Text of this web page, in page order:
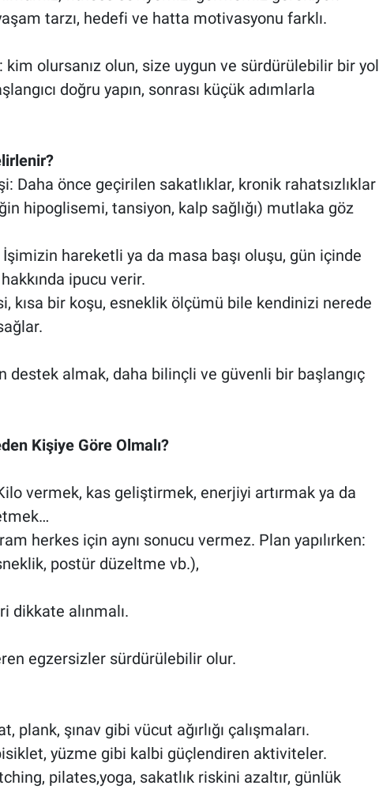
tarzı, hedefi ve hatta motivasyonu farklı.
olursanız olun, size uygun ve sürdürülebilir bir yol
doğru yapın, sonrası küçük adımlarla
Daha önce geçirilen sakatlıklar, kronik rahatsızlıklar
hipoglisemi, tansiyon, kalp sağlığı) mutlaka göz
hareketli ya da masa başı oluşu, gün içinde
ipucu verir.
kısa bir koşu, esneklik ölçümü bile kendinizi nerede
destek almak, daha bilinçli ve güvenli bir başlangıç
Kişiye Göre Olmalı?
vermek, kas geliştirmek, enerjiyi artırmak ya da
herkes için aynı sonucu vermez. Plan yapılırken:
postür düzeltme vb.),
dikkate alınmalı.
egzersizler sürdürülebilir olur.
plank, şınav gibi vücut ağırlığı çalışmaları.
yüzme gibi kalbi güçlendiren aktiviteler.
pilates,yoga, sakatlık riskini azaltır, günlük